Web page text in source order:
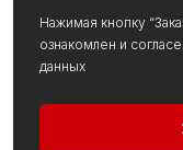
Нажимая кнопку
ознакомлен и
данных